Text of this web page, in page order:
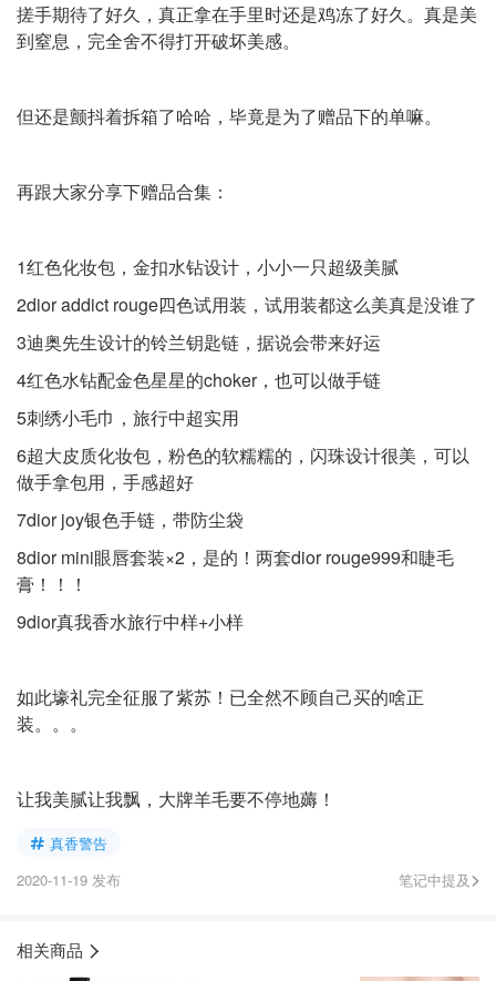
搓手期待了好久，真正拿在手里时还是鸡冻了好久。真是美
到窒息，完全舍不得打开破坏美感。
但还是颤抖着拆箱了哈哈，毕竟是为了赠品下的单嘛。
再跟大家分享下赠品合集：
1红色化妆包，金扣水钻设计，小小一只超级美腻
2dior addict rouge四色试用装，试用装都这么美真是没谁了
3迪奥先生设计的铃兰钥匙链，据说会带来好运
4红色水钻配金色星星的choker，也可以做手链
5刺绣小毛巾，旅行中超实用
6超大皮质化妆包，粉色的软糯糯的，闪珠设计很美，可以
做手拿包用，手感超好
7dior joy银色手链，带防尘袋
8dior mini眼唇套装×2，是的！两套dior rouge999和睫毛
膏！！！
9dior真我香水旅行中样+小样
如此壕礼完全征服了紫苏！已全然不顾自己买的啥正
装。。。
让我美腻让我飘，大牌羊毛要不停地薅！
真香警告
2020-11-19 发布
笔记中提及
相关商品